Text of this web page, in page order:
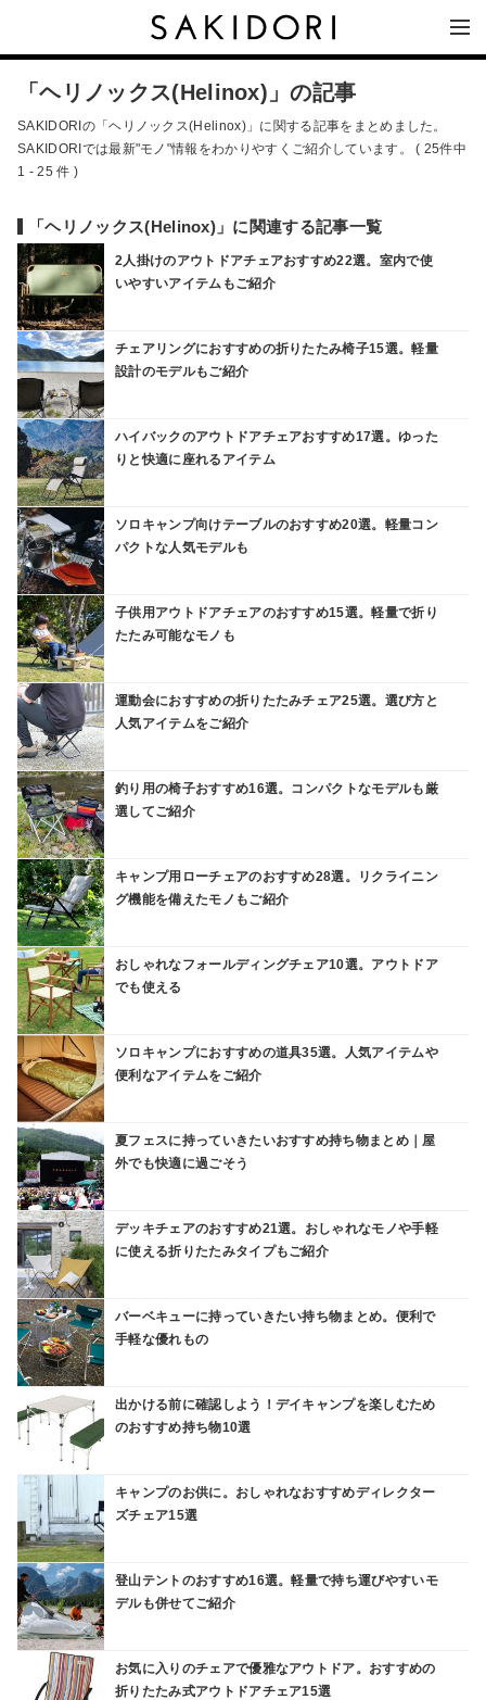
「ヘリノックス(Helinox)」の記事
SAKIDORIの「ヘリノックス(Helinox)」に関する記事をまとめました。
SAKIDORIでは最新"モノ"情報をわかりやすくご紹介しています。 ( 25件中
1 - 25 件 )
「ヘリノックス(Helinox)」に関連する記事一覧
2人掛けのアウトドアチェアおすすめ22選。室内で使
いやすいアイテムもご紹介
チェアリングにおすすめの折りたたみ椅子15選。軽量
設計のモデルもご紹介
ハイバックのアウトドアチェアおすすめ17選。ゆった
りと快適に座れるアイテム
ソロキャンプ向けテーブルのおすすめ20選。軽量コン
パクトな人気モデルも
子供用アウトドアチェアのおすすめ15選。軽量で折り
たたみ可能なモノも
運動会におすすめの折りたたみチェア25選。選び方と
人気アイテムをご紹介
釣り用の椅子おすすめ16選。コンパクトなモデルも厳
選してご紹介
キャンプ用ローチェアのおすすめ28選。リクライニン
グ機能を備えたモノもご紹介
おしゃれなフォールディングチェア10選。アウトドア
でも使える
ソロキャンプにおすすめの道具35選。人気アイテムや
便利なアイテムをご紹介
夏フェスに持っていきたいおすすめ持ち物まとめ｜屋
外でも快適に過ごそう
デッキチェアのおすすめ21選。おしゃれなモノや手軽
に使える折りたたみタイプもご紹介
バーベキューに持っていきたい持ち物まとめ。便利で
手軽な優れもの
出かける前に確認しよう！デイキャンプを楽しむため
のおすすめ持ち物10選
キャンプのお供に。おしゃれなおすすめディレクター
ズチェア15選
登山テントのおすすめ16選。軽量で持ち運びやすいモ
デルも併せてご紹介
お気に入りのチェアで優雅なアウトドア。おすすめの
折りたたみ式アウトドアチェア15選